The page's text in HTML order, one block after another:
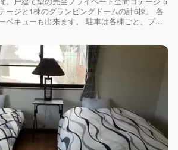
ージと1棟のグランピングドームの計6棟。 各
ベキューも出来ます。 駐車は各棟ごと、プ...